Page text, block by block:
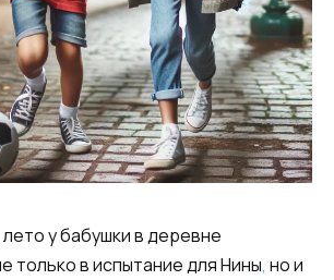
у бабушки в деревне
только в испытание для Нины, но и